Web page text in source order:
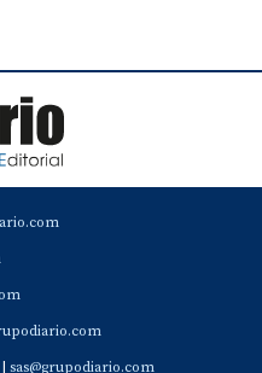
sas@grupodiario.com